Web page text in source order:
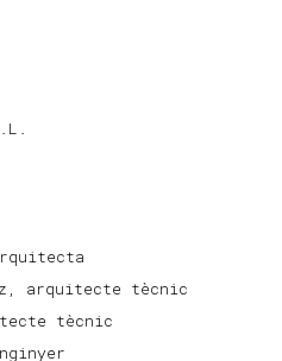
arquitecte tècnic
tècnic